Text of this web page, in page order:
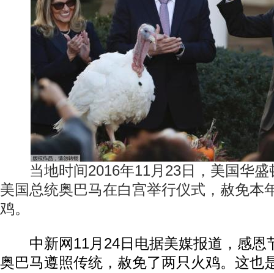
当地时间2016年11月23日，美国华盛
美国总统奥巴马在白宫举行仪式，赦免本
鸡。
中新网11月24日电据美媒报道，感恩
奥巴马遵照传统，赦免了两只火鸡。这也